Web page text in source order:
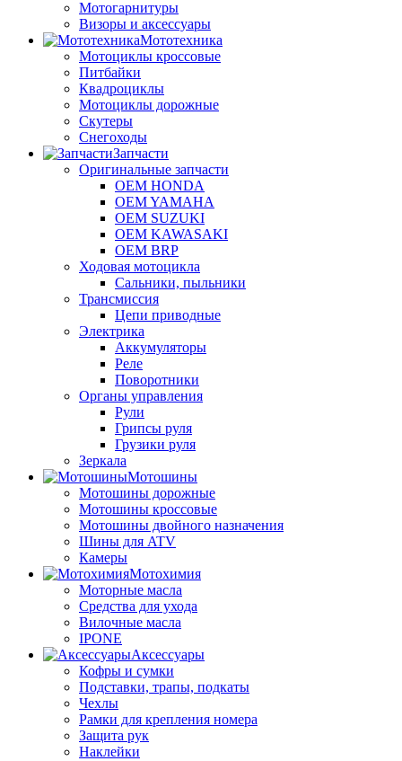
Мотогарнитуры
Визоры и аксессуары
Мототехника
Мотоциклы кроссовые
Питбайки
Квадроциклы
Мотоциклы дорожные
Скутеры
Снегоходы
Запчасти
Оригинальные запчасти
OEM HONDA
OEM YAMAHA
OEM SUZUKI
OEM KAWASAKI
OEM BRP
Ходовая мотоцикла
Сальники, пыльники
Трансмиссия
Цепи приводные
Электрика
Аккумуляторы
Реле
Поворотники
Органы управления
Рули
Грипсы руля
Грузики руля
Зеркала
Мотошины
Мотошины дорожные
Мотошины кроссовые
Мотошины двойного назначения
Шины для ATV
Камеры
Мотохимия
Моторные масла
Средства для ухода
Вилочные масла
IPONE
Аксессуары
Кофры и сумки
Подставки, трапы, подкаты
Чехлы
Рамки для крепления номера
Защита рук
Наклейки